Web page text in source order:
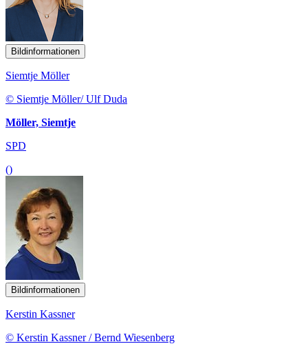
Bildinformationen
Siemtje Möller
© Siemtje Möller/ Ulf Duda
Möller, Siemtje
SPD
()
Bildinformationen
Kerstin Kassner
© Kerstin Kassner / Bernd Wiesenberg